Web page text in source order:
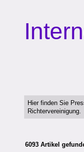
Hier finden Sie
Richtervereinigung.
6093 Artikel